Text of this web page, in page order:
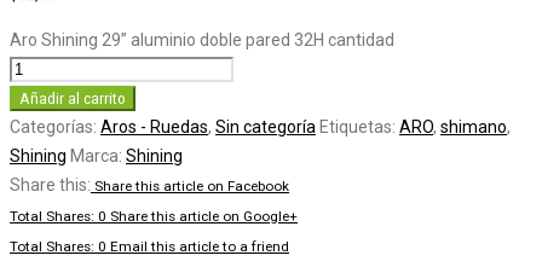
Aro Shining 29” aluminio doble pared 32H cantidad
Añadir al carrito
Categorías: Aros - Ruedas, Sin categoría Etiquetas: ARO, shimano,
Shining Marca: Shining
Share this: Share this article on Facebook
Total Shares: 0 Share this article on Google+
Total Shares: 0 Email this article to a friend